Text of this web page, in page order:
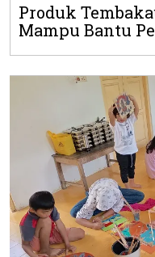
Produk
Mampu Bantu